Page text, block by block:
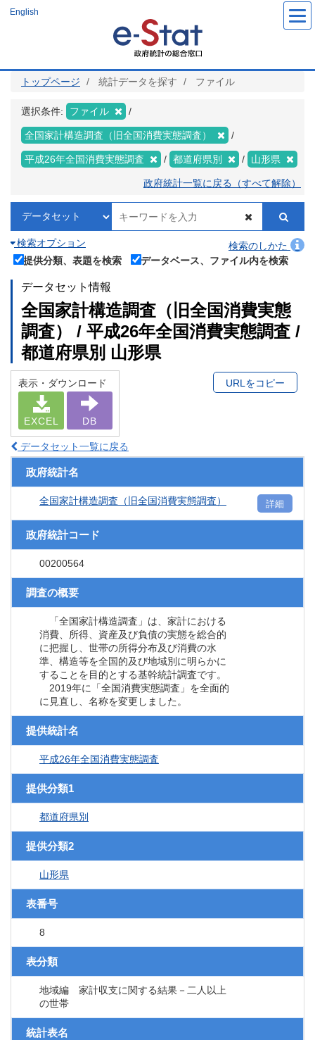
ツ
English
トップページ 統計データを探す ファイル
選択条件: ファイル
全国家計構造調査（旧全国消費実態調査）
平成26年全国消費実態調査 都道府県別 山形県
政府統計一覧に戻る（すべて解除）
検索オプション
検索のしかた
提供分類、表題を検索
データベース、ファイル内を検索
データセット情報
全国家計構造調査（旧全国消費実態
調査） / 平成26年全国消費実態調査 /
都道府県別 山形県
表示・ダウンロード
EXCEL DB
URLをコピー
データセット一覧に戻る
政府統計名
全国家計構造調査（旧全国消費実態調査） 詳細
政府統計コード
00200564
調査の概要
「全国家計構造調査」は、家計における
消費、所得、資産及び負債の実態を総合的
に把握し、世帯の所得分布及び消費の水
準、構造等を全国的及び地域別に明らかに
することを目的とする基幹統計調査です。
2019年に「全国消費実態調査」を全面的
に見直し、名称を変更しました。
提供統計名
平成26年全国消費実態調査
提供分類1
都道府県別
提供分類2
山形県
表番号
8
表分類
地域編 家計収支に関する結果－二人以上
の世帯
統計表名